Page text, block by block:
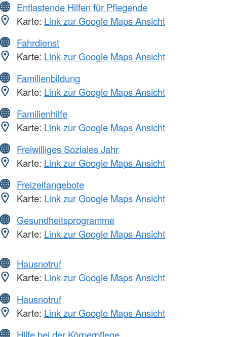
Entlastende Hilfen für Pflegende
Karte: Link zur Google Maps Ansicht
Fahrdienst
Karte: Link zur Google Maps Ansicht
Familienbildung
Karte: Link zur Google Maps Ansicht
Familienhilfe
Karte: Link zur Google Maps Ansicht
Freiwilliges Soziales Jahr
Karte: Link zur Google Maps Ansicht
Freizeitangebote
Karte: Link zur Google Maps Ansicht
Gesundheitsprogramme
Karte: Link zur Google Maps Ansicht
Hausnotruf
Karte: Link zur Google Maps Ansicht
Hausnotruf
Karte: Link zur Google Maps Ansicht